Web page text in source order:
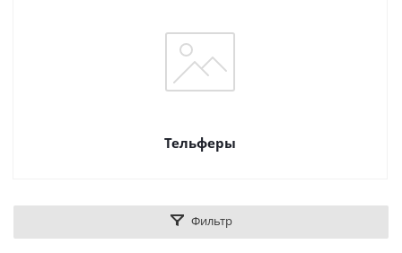
Тельферы
Фильтр